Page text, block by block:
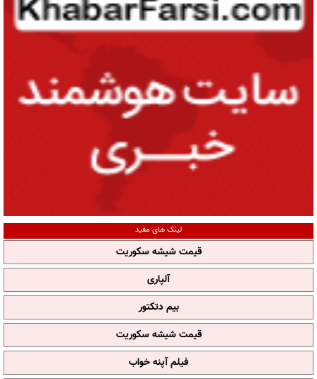
لینک های مفید
قیمت شیشه سکوریت
آلپاری
بیم دتکتور
قیمت شیشه سکوریت
فیلم آپنه خواب